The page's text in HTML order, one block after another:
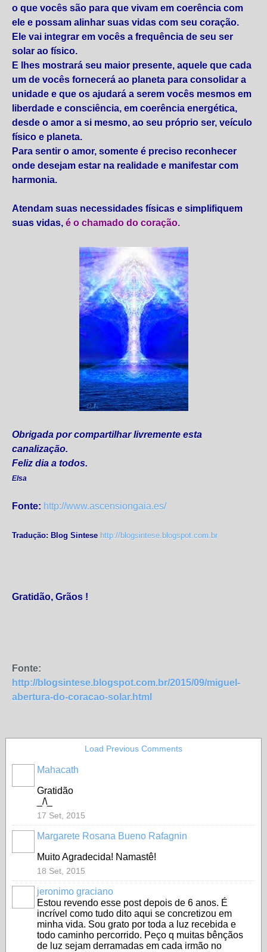
o que vocês são para que vivam em coerência com
ele e possam alinhar suas vidas com seu coração.
Ele vai integrar em vocês a frequência de seu ser
solar ao físico.
E lhes mostrará seu maior presente, aquele que cada
um de vocês fornecerá ao planeta para consolidar a
unidade e que os ajudará a serem vocês mesmos em
liberdade e consciência, em coerência energética,
desde o amor a si mesmo, ao seu próprio ser, veículo
físico e planeta.
Para sentir o amor, somente é preciso reconhecer
onde desejam estar na realidade e manifestar com
harmonia.
Atendam suas necessidades físicas e simplifiquem
suas vidas, é o chamado do coração.
Obrigada por compartilhar livremente esta
canalização.
Feliz dia a todos.
Elsa
Fonte: http://www.ascensiongaia.es/
Tradução: Blog Sintese http://blogsintese.blogspot.com.br
Gratidão, Grãos !
Fonte:
http://blogsintese.blogspot.com.br/2015/09/miguel-
abertura-do-coracao-solar.html
Load Previous Comments
Mahacath
Gratidão
_/\_
17 Set, 2015
Margarete Rosana Bueno Rafagnin
Muito Agradecida! Namastê!
18 Set, 2015
jeronimo graciano
Estou revendo esse post depois de 6 anos. É
incrível como tudo dito aqui se concretizou em
minha vida. Sou grato por toda a luz recebida e
todo caminho percorrido. Peço q muitas bênçãos
de luz sejam derramadas em cada irmão no